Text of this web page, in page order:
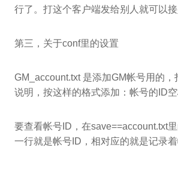
行了。打这个客户端发给别人就可以接
第三，关于conf里的设置
GM_account.txt 是添加GM帐号用的
说明，按这样的格式添加：帐号的ID空
要查看帐号ID，在save==account.txt
一行就是帐号ID，相对应的就是记录着